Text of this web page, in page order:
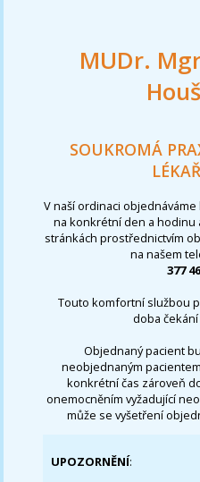
MUDr.
SOUKROMÁ
V naší ordinaci
na konkrétní den a hodinu
stránkách prostřednictvím
na našem
377
Touto komfortní službou
doba
Objednaný pacient
neobjednaným
konkrétní čas zároveň
onemocněním vyžadující
může se vyšetření
UPOZORNĚNÍ: